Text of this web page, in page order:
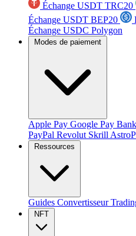
Échange USDT TRC20
Échange USDT BEP20
Échange USDC Polygon
Modes de paiement
Apple Pay Google Pay
PayPal Revolut Skrill
Ressources
Guides Convertisseur
NFT